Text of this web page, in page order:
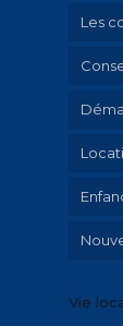
Les
Vie